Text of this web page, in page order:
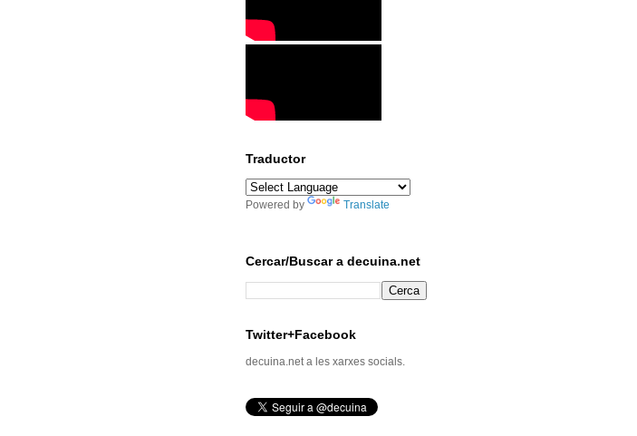
Traductor
Powered by Translate
Cercar/Buscar a decuina.net
Twitter+Facebook
decuina.net a les xarxes socials.